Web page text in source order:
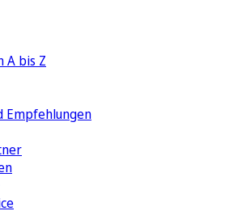
A bis Z
Empfehlungen